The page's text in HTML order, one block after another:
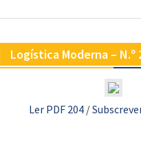
Logística Moderna – N.º
Ler PDF 204/